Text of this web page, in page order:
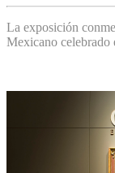
La exposición
Mexicano